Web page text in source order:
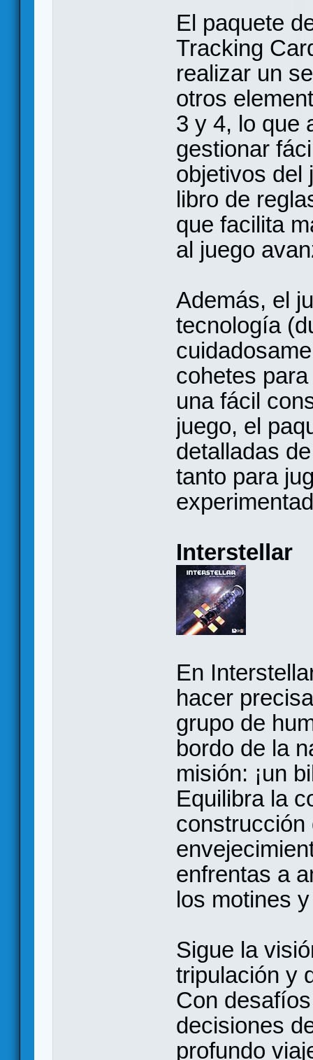
El paquete
Tracking
realizar un
otros
3 y 4, lo que
gestionar
objetivos del
libro de
que facilita
al juego
Además, el
tecnología
cohetes
una fácil
juego, el
detalladas
tanto para
Interstellar
En
hacer
grupo de
bordo de la
misión: ¡un
Equilibra la
construcción
enfrentas a
los motines
Sigue la
tripulación y
Con
decisiones
profundo